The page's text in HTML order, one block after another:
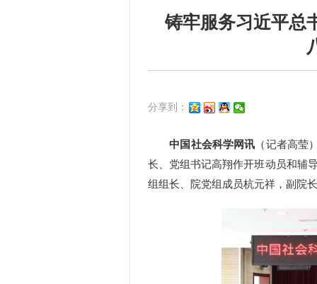
铸牢服务习近平总
分享到：
中国社会科学网讯 （记者高莹
长、党组书记高翔作开班动员和辅
组组长、院党组成员杭元祥，副院